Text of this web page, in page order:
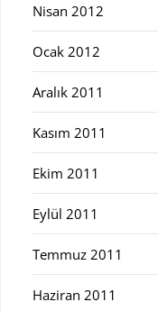
Nisan 2012
Ocak 2012
Aralık 2011
Kasım 2011
Ekim 2011
Eylül 2011
Temmuz 2011
Haziran 2011